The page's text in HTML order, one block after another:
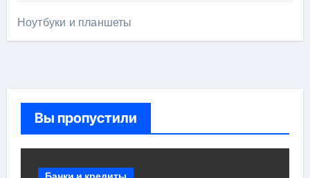
Ноутбуки и планшеты
Вы пропустили